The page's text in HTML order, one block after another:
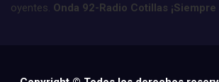
oyentes. Onda 92-Radio Cotillas ¡Siempre